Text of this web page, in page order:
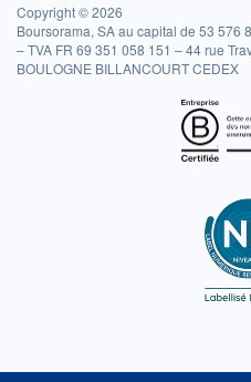
Copyright © 2026
Boursorama, SA au capital de 53 576
– TVA FR 69 351 058 151 – 44 rue
BOULOGNE BILLANCOURT CEDEX